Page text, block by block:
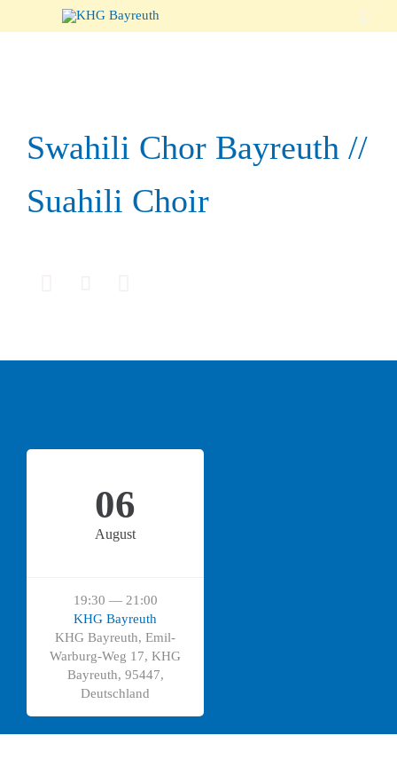

Swahili Chor Bayreuth //
Suahili Choir
06
August
19:30 — 21:00
KHG Bayreuth
KHG Bayreuth, Emil-
Warburg-Weg 17, KHG
Bayreuth, 95447,
Deutschland